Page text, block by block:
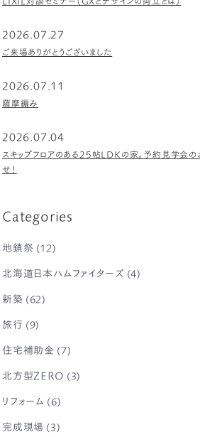
2026.07.27
ご来場ありがとうございました
2026.07.11
薩摩編み
2026.07.04
スキップフロアのある25帖LDKの家。予約見学会の
せ！
Categories
地鎮祭 (12)
北海道日本ハムファイターズ (4)
新築 (62)
旅行 (9)
住宅補助金 (7)
北方型ZERO (3)
リフォーム (6)
完成現場 (3)